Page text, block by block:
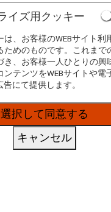
きましては、下記をご確
ージクラブ ファミリーア
ジクラブ ファミリーアカ
ちら
全日
ANAマ
イズ用クッキー
は、お客様のWEBサイト利
ためのものです。これまで
き、お客様一人ひとりの興
ンテンツをWEBサイトや電
告にて提供します。
選択して同意する
キャンセル